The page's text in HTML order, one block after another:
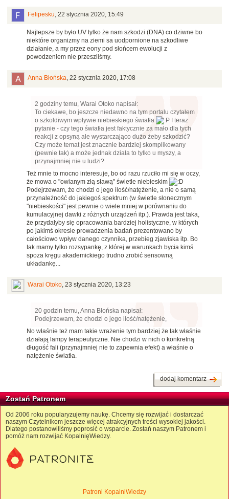
Felipesku, 22 stycznia 2020, 15:49
Najlepsze by było UV tylko że nam szkodzi (DNA) co dziwne bo
niektóre organizmy na ziemi sa uodpornione na szkodliwe
działanie, a my przez eony pod słońcem ewolucji z
powodzeniem nie przeszliśmy.
Anna Błońska, 22 stycznia 2020, 17:08
2 godziny temu, Warai Otoko napisał:
To ciekawe, bo jeszcze niedawno na tym portalu czytałem
o szkoldiwym wpływie niebieskiego światła
I teraz
pytanie - czy tego światła jest faktycznie za mało dla tych
reakcji z opsyną ale wystarczająco dużo żeby szkodzić?
Czy może temat jest znacznie bardziej skomplikowany
(pewnie tak) a może jednak działa to tylko u myszy, a
przynajmniej nie u ludzi?
Też mnie to mocno interesuje, bo od razu rzuciło mi się w oczy,
że mowa o "owianym złą sławą" świetle niebieskim
Podejrzewam, że chodzi o jego ilość/natężenie, a nie o samą
przynależność do jakiegoś spektrum (w świetle słonecznym
"niebieskości" jest pewnie o wiele mniej w porównaniu do
kumulacyjnej dawki z różnych urządzeń itp.). Prawda jest taka,
że przydałyby się opracowania bardziej holistyczne, w których
po jakimś okresie prowadzenia badań prezentowano by
całościowo wpływ danego czynnika, przebieg zjawiska itp. Bo
tak mamy tylko rozsypankę, z której w warunkach bycia kimś
spoza kręgu akademickiego trudno zrobić sensowną
układankę...
Warai Otoko, 23 stycznia 2020, 13:23
20 godzin temu, Anna Błońska napisał:
Podejrzewam, że chodzi o jego ilość/natężenie,
No właśnie też mam takie wrażenie tym bardziej że tak właśnie
działają lampy terapeutyczne. Nie chodzi w nich o konkretną
długość fali (przynajmniej nie to zapewnia efekt) a właśnie o
natężenie światła.
dodaj komentarz
Zostań Patronem
Od 2006 roku popularyzujemy naukę. Chcemy się rozwijać i dostarczać
naszym Czytelnikom jeszcze więcej atrakcyjnych treści wysokiej jakości.
Dlatego postanowiliśmy poprosić o wsparcie. Zostań naszym Patronem i
pomóż nam rozwijać KopalnięWiedzy.
Patroni KopalniWiedzy